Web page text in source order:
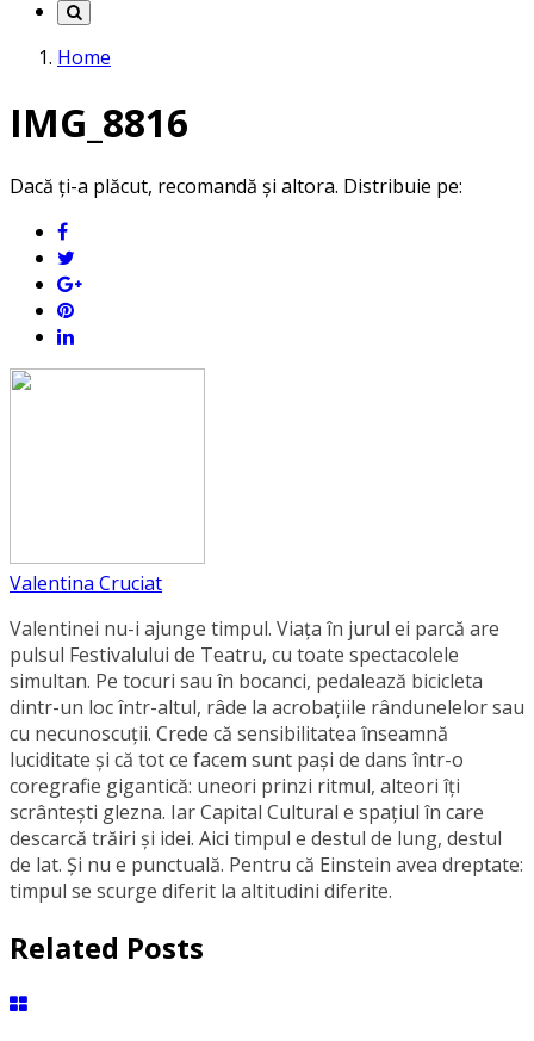
Home
IMG_8816
Dacă ți-a plăcut, recomandă și altora. Distribuie pe:
Valentina Cruciat
Valentinei nu-i ajunge timpul. Viața în jurul ei parcă are
pulsul Festivalului de Teatru, cu toate spectacolele
simultan. Pe tocuri sau în bocanci, pedalează bicicleta
dintr-un loc într-altul, râde la acrobațiile rândunelelor sau
cu necunoscuții. Crede că sensibilitatea înseamnă
luciditate și că tot ce facem sunt pași de dans într-o
coregrafie gigantică: uneori prinzi ritmul, alteori îți
scrântești glezna. Iar Capital Cultural e spațiul în care
descarcă trăiri și idei. Aici timpul e destul de lung, destul
de lat. Și nu e punctuală. Pentru că Einstein avea dreptate:
timpul se scurge diferit la altitudini diferite.
Related Posts